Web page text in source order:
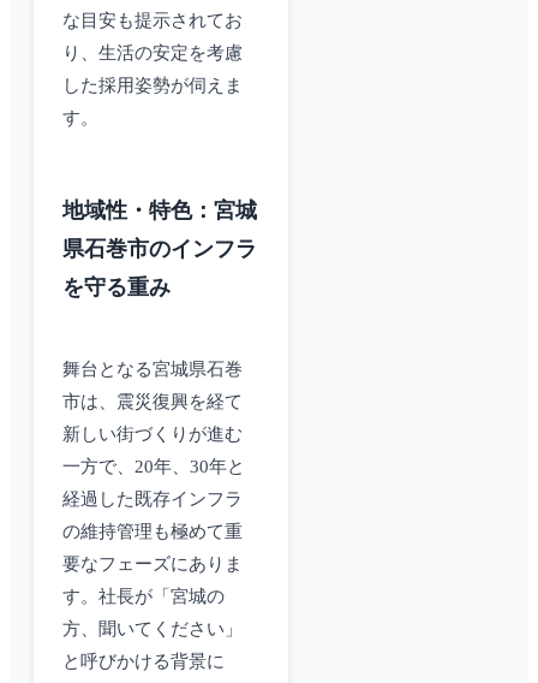
な目安も提示されてお
り、生活の安定を考慮
した採用姿勢が伺えま
す。
地域性・特色：宮城
県石巻市のインフラ
を守る重み
舞台となる宮城県石巻
市は、震災復興を経て
新しい街づくりが進む
一方で、20年、30年と
経過した既存インフラ
の維持管理も極めて重
要なフェーズにありま
す。社長が「宮城の
方、聞いてください」
と呼びかける背景に